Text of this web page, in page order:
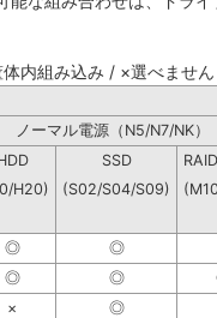
内組み込み / ×選べません
ノーマル電源（N5/
SSD
H20) (S02/S04/S09)
◎
◎
◎ ◎
×
◎